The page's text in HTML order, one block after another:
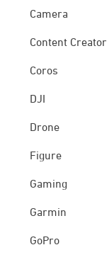
Camera
Content Creator
Coros
DJI
Drone
Figure
Gaming
Garmin
GoPro